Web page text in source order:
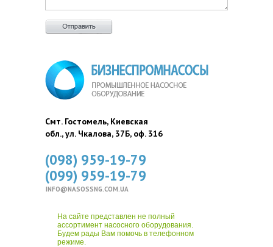
Смт. Гостомель, Киевская
обл., ул. Чкалова, 37Б, оф. 316
(098) 959-19-79
(099) 959-19-79
INFO@NASOSSNG.COM.UA
На сайте представлен не полный
ассортимент насосного оборудования.
Будем рады Вам помочь в телефонном
режиме.